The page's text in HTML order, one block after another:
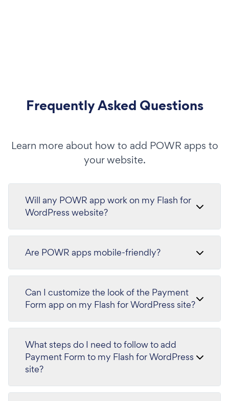
Frequently Asked Questions
Learn more about how to add POWR apps to
your website.
Will any POWR app work on my Flash for
WordPress website?
Are POWR apps mobile-friendly?
Can I customize the look of the Payment
Form app on my Flash for WordPress site?
What steps do I need to follow to add
Payment Form to my Flash for WordPress
site?